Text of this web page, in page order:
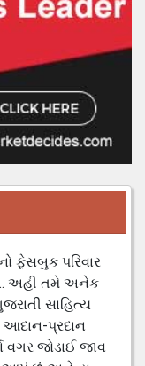
ફેસબુક પરિવાર
અહી તમે અનેક
સાહિત્ય
આદાન-પ્રદાન
વગર જોડાઈ જાવ